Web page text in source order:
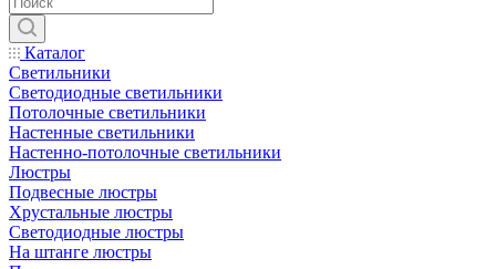
Каталог
Светильники
Светодиодные светильники
Потолочные светильники
Настенные светильники
Настенно-потолочные светильники
Люстры
Подвесные люстры
Хрустальные люстры
Светодиодные люстры
На штанге люстры